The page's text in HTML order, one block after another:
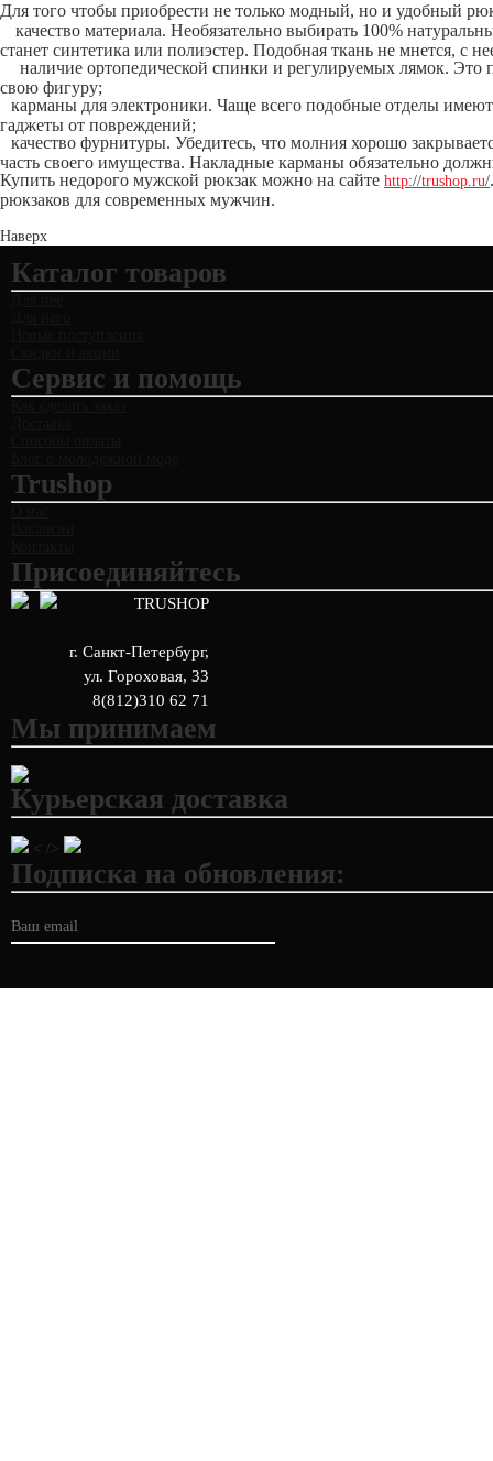
Для того чтобы приобрести не только модный, но и удобный
качество материала. Необязательно выбирать 100%
станет синтетика или полиэстер. Подобная ткань не мнется, с
наличие ортопедической спинки и регулируемых лямок. Это
свою фигуру;
карманы для электроники. Чаще всего подобные отделы
гаджеты от повреждений;
качество фурнитуры. Убедитесь, что молния хорошо
часть своего имущества. Накладные карманы обязательно
Купить недорого мужской рюкзак можно на сайте http://trushop.ru/
рюкзаков для современных мужчин.
Наверх
Каталог товаров
Сервис и помощь
Trushop
Присоединяйтесь
TRUSHOP
г. Санкт-Петербург,
ул. Гороховая, 33
8(812)310 62 71
Мы принимаем
Курьерская доставка
< />
Подписка на обновления: